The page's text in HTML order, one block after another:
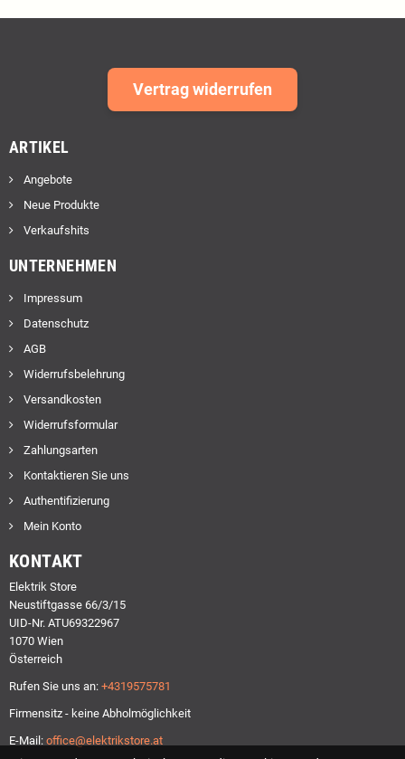
Vertrag widerrufen
ARTIKEL
Angebote
Neue Produkte
Verkaufshits
UNTERNEHMEN
Impressum
Datenschutz
AGB
Widerrufsbelehrung
Versandkosten
Widerrufsformular
Zahlungsarten
Kontaktieren Sie uns
Authentifizierung
Mein Konto
KONTAKT
Elektrik Store
Neustiftgasse 66/3/15
UID-Nr. ATU69322967
1070 Wien
Österreich
Rufen Sie uns an: +4319575781
Firmensitz - keine Abholmöglichkeit
E-Mail: office@elektrikstore.at